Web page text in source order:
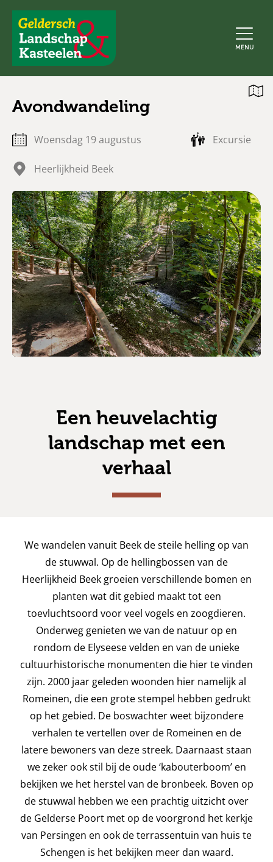
Geldersch
Landschap
en
MENU
Avondwandeling
woensdag 19 augustus Excursie
Heerlijkheid Beek
Open
Een heuvelachtig
landschap met een
verhaal
We wandelen vanuit Beek de steile helling op van
de stuwwal. Op de hellingbossen van de
Heerlijkheid Beek groeien verschillende bomen en
planten wat dit gebied maakt tot een
toevluchtsoord voor veel vogels en zoogdieren.
Onderweg genieten we van de natuur op en
rondom de Elyseese velden en van de unieke
cultuurhistorische monumenten die hier te vinden
zijn. 2000 jaar geleden woonden hier namelijk al
Romeinen, die een grote stempel hebben gedrukt
op het gebied. De boswachter weet bijzondere
verhalen te vertellen over de Romeinen en de
latere bewoners van deze streek. Daarnaast staan
we zeker ook stil bij de oude ‘kabouterboom’ en
bekijken we het herstel van de bronbeek. Boven op
de stuwwal hebben we een prachtig uitzicht over
de Gelderse Poort met op de voorgrond het kerkje
van Persingen en ook de terrassentuin van huis te
Schengen is het bekijken meer dan waard.